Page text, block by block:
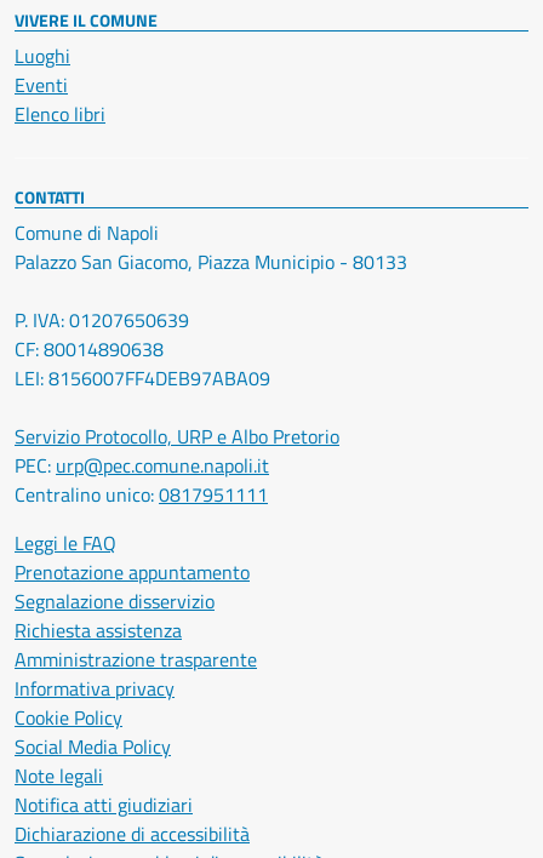
VIVERE IL COMUNE
Luoghi
Eventi
Elenco libri
CONTATTI
Comune di Napoli
Palazzo San Giacomo, Piazza Municipio - 80133
P. IVA: 01207650639
CF: 80014890638
LEI: 8156007FF4DEB97ABA09
Servizio Protocollo, URP e Albo Pretorio
PEC: urp@pec.comune.napoli.it
Centralino unico:0817951111
Leggi le FAQ
Prenotazione appuntamento
Segnalazione disservizio
Richiesta assistenza
Amministrazione trasparente
Informativa privacy
Cookie Policy
Social Media Policy
Note legali
Notifica atti giudiziari
Dichiarazione di accessibilità